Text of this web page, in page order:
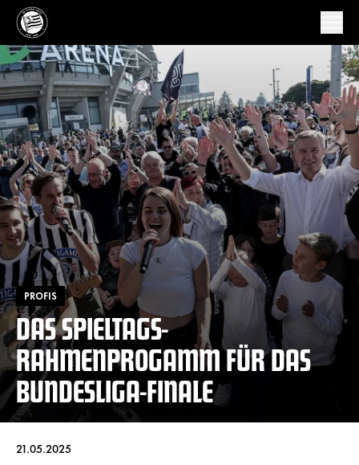
PROFIS
DAS SPIELTAGS-
RAHMENPROGAMM FÜR DAS
BUNDESLIGA-FINALE
21.05.2025